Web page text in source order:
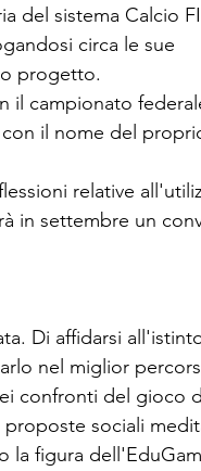
del sistema Calcio
circa le sue
progetto.
il campionato
il nome del
relative
in settembre un
Di affidarsi
nel miglior
confronti del gioco
proposte sociali
la figura